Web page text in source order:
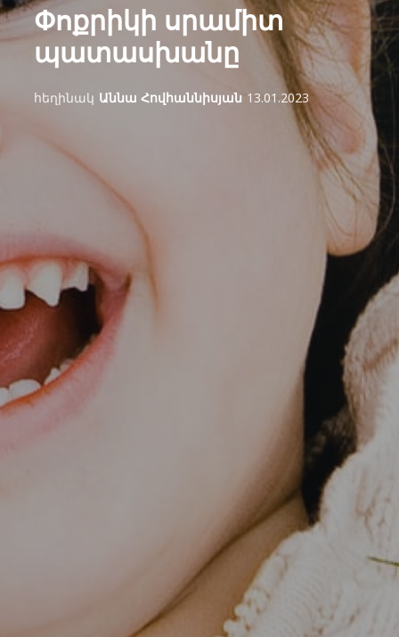
Փոքրիկի սրամիտ
պատասխանը
հեղինակ Աննա Հովհաննիսյան 13.01.2023